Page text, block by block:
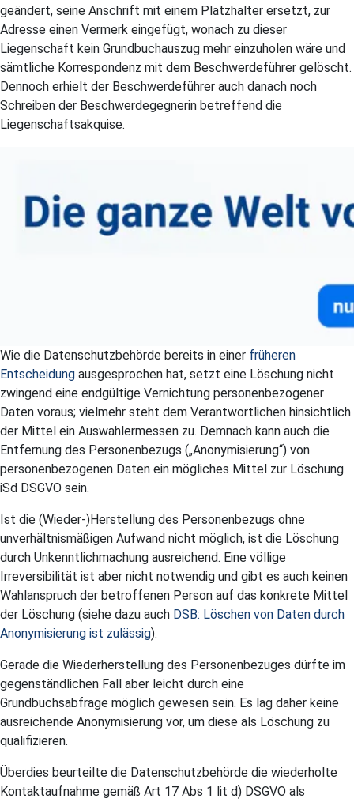
geändert, seine Anschrift mit einem Platzhalter ersetzt, zur
Adresse einen Vermerk eingefügt, wonach zu dieser
Liegenschaft kein Grundbuchauszug mehr einzuholen wäre und
sämtliche Korrespondenz mit dem Beschwerdeführer gelöscht.
Dennoch erhielt der Beschwerdeführer auch danach noch
Schreiben der Beschwerdegegnerin betreffend die
Liegenschaftsakquise.
Wie die Datenschutzbehörde bereits in einer früheren
Entscheidung ausgesprochen hat, setzt eine Löschung nicht
zwingend eine endgültige Vernichtung personenbezogener
Daten voraus; vielmehr steht dem Verantwortlichen hinsichtlich
der Mittel ein Auswahlermessen zu. Demnach kann auch die
Entfernung des Personenbezugs („Anonymisierung“) von
personenbezogenen Daten ein mögliches Mittel zur Löschung
iSd DSGVO sein.
Ist die (Wieder-)Herstellung des Personenbezugs ohne
unverhältnismäßigen Aufwand nicht möglich, ist die Löschung
durch Unkenntlichmachung ausreichend. Eine völlige
Irreversibilität ist aber nicht notwendig und gibt es auch keinen
Wahlanspruch der betroffenen Person auf das konkrete Mittel
der Löschung (siehe dazu auch DSB: Löschen von Daten durch
Anonymisierung ist zulässig).
Gerade die Wiederherstellung des Personenbezuges dürfte im
gegenständlichen Fall aber leicht durch eine
Grundbuchsabfrage möglich gewesen sein. Es lag daher keine
ausreichende Anonymisierung vor, um diese als Löschung zu
qualifizieren.
Überdies beurteilte die Datenschutzbehörde die wiederholte
Kontaktaufnahme gemäß Art 17 Abs 1 lit d) DSGVO als